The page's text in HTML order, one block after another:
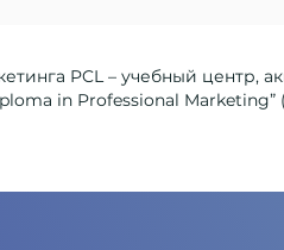
PCL – учебный центр,
in Professional Marketing”